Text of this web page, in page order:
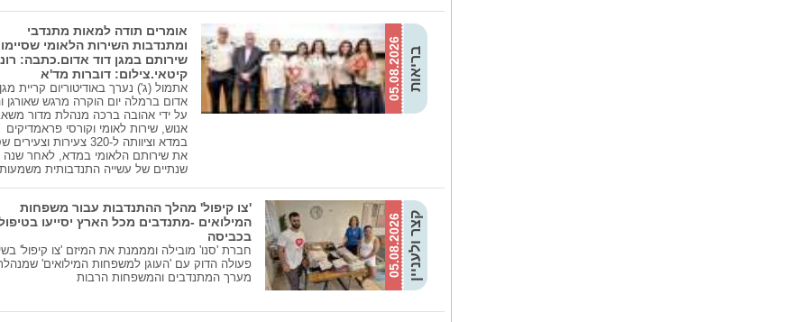
05.08.2026 בריאות
אומרים תודה למאות מתנדבי
ומתנדבות השירות הלאומי
שירותם במגן דוד אדום.כתבה:
קיטאי.צילום: דוברות מד'א
אתמול (ג') נערך באודיטוריום קריית
אדום ברמלה יום הוקרה מרגש שאורגן
על ידי אהובה ברכה מנהלת מדור
אנוש, שירות לאומי וקורסי פראמדיקים
במדא וציוותה ל-320 צעירות
את שירותם הלאומי במדא, לאחר שנה
שנתיים של עשייה התנדבותית
05.08.2026קצר ולעניין
'צו קיפול' מהלך ההתנדבות עבור משפחות
המילואים -מתנדבים מכל הארץ יסייעו
בכביסה
חברת 'סנו' מובילה ומממנת את המיזם 'צו קיפול'
פעולה הדוק עם 'העוגן למשפחות המילואים'
מערך המתנדבים והמשפחות הרבות